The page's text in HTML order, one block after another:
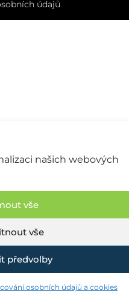
našich webových
vše
vše
předvolby
osobních údajů a cookies
údajů